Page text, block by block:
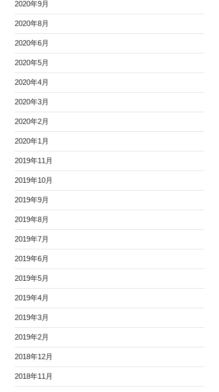
2020年9月
2020年8月
2020年6月
2020年5月
2020年4月
2020年3月
2020年2月
2020年1月
2019年11月
2019年10月
2019年9月
2019年8月
2019年7月
2019年6月
2019年5月
2019年4月
2019年3月
2019年2月
2018年12月
2018年11月